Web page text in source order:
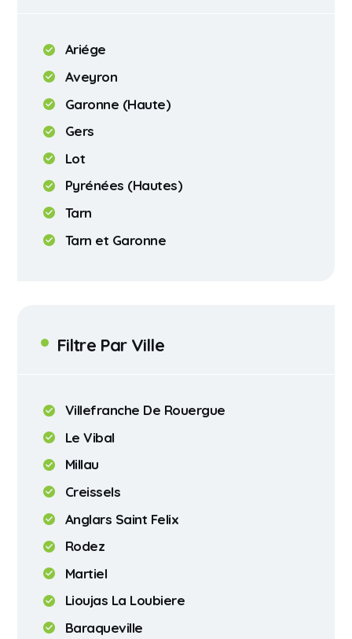
Ariége
Aveyron
Garonne (Haute)
Gers
Lot
Pyrénées (Hautes)
Tarn
Tarn et Garonne
Filtre Par Ville
Villefranche De Rouergue
Le Vibal
Millau
Creissels
Anglars Saint Felix
Rodez
Martiel
Lioujas La Loubiere
Baraqueville